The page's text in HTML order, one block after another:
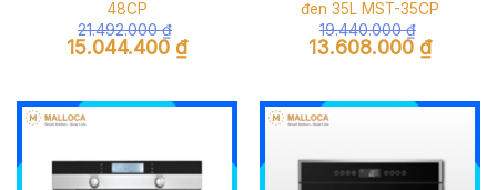
48CP
21.492.000₫
Giá
gốc
15.044.400 ₫Giá
hiện
15.044.400 ₫.
đen 35L MST-35CP
19.440.000₫
Giá
gốc
13.608.000 ₫Giá
hiện